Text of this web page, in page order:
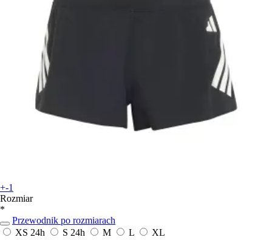
+-1
Rozmiar
*
Przewodnik po rozmiarach
XS 24h S 24h M L
XL